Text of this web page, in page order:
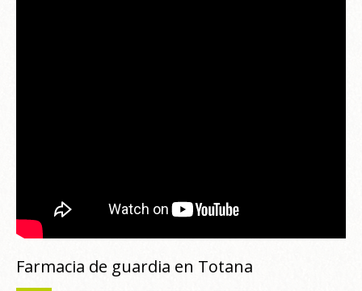
Farmacia de guardia en Totana